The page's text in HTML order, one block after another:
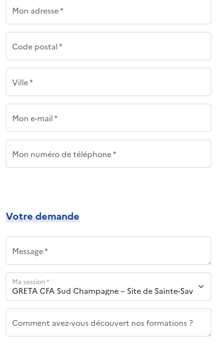
Mon adresse *
Code postal *
Ville *
Mon e-mail *
Mon numéro de téléphone *
Votre demande
Message *
Ma session *
Comment avez-vous découvert nos formations ?